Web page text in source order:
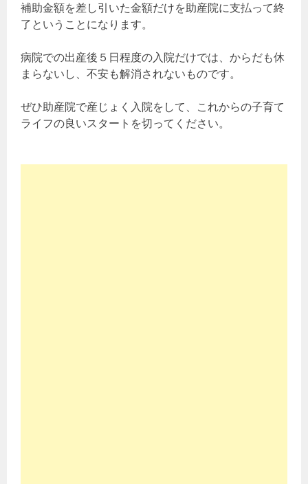
補助金額を差し引いた金額だけを助産院に支払って終
了ということになります。
病院での出産後５日程度の入院だけでは、からだも休
まらないし、不安も解消されないものです。
ぜひ助産院で産じょく入院をして、これからの子育て
ライフの良いスタートを切ってください。